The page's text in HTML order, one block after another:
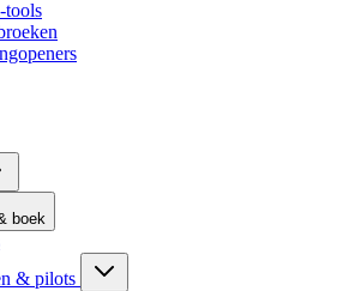
boek
& pilots